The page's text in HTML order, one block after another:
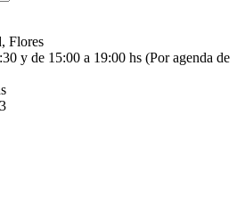
Flores
y de 15:00 a 19:00 hs (Por agenda de